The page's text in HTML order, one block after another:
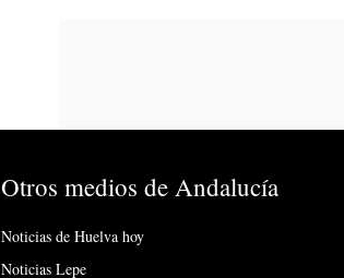
Otros medios de Andalucía
Noticias de Huelva hoy
Noticias Lepe